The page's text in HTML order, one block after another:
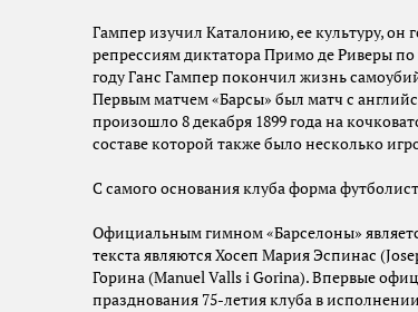
Гампер изучил Каталонию, ее культуру, он
репрессиям диктатора Примо де Риверы
году Ганс Гампер покончил жизнь
Первым матчем «Барсы» был матч с
произошло 8 декабря 1899 года на
составе которой также было несколько
С самого основания клуба форма
Официальным гимном «Барселоны»
текста являются Хосеп Мария Эспинас
Горина (Manuel Valls i Gorina). Впервые
празднования 75-летия клуба в